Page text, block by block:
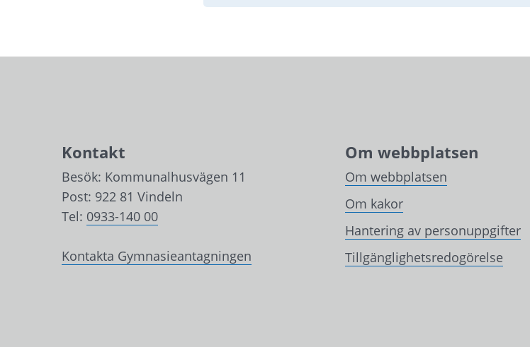
Kontakt
Besök: Kommunalhusvägen 11
Post: 922 81 Vindeln
Tel: 0933-140 00
Kontakta Gymnasieantagningen
Om webbplatsen
Om webbplatsen
Om kakor
Hantering av personuppgifter
Tillgänglighetsredogörelse